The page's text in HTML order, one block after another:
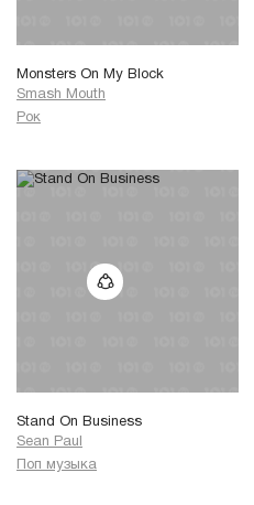
Monsters On My Block
Smash Mouth
Рок
Stand On Business
Sean Paul
Поп музыка